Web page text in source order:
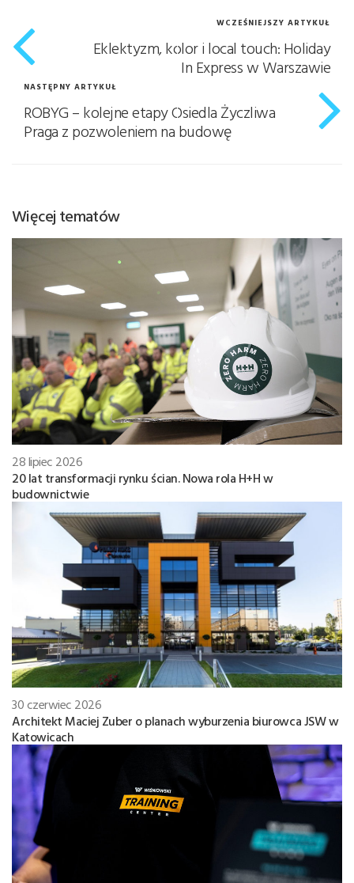
WCZEŚNIEJSZY ARTYKUŁ
Eklektyzm, kolor i local touch: Holiday
In Express w Warszawie
NASTĘPNY ARTYKUŁ
ROBYG – kolejne etapy Osiedla Życzliwa
Praga z pozwoleniem na budowę
Więcej tematów
28 lipiec 2026
20 lat transformacji rynku ścian. Nowa rola H+H w
budownictwie
30 czerwiec 2026
Architekt Maciej Zuber o planach wyburzenia biurowca JSW w
Katowicach